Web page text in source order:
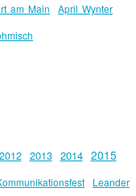
am Main
April Wynter
2012 2013 2014 2015
Leander